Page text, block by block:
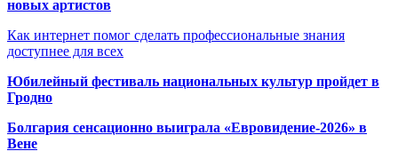
новых артистов
Как интернет помог сделать профессиональные знания
доступнее для всех
Юбилейный фестиваль национальных культур пройдет в
Гродно
Болгария сенсационно выиграла «Евровидение-2026» в
Вене